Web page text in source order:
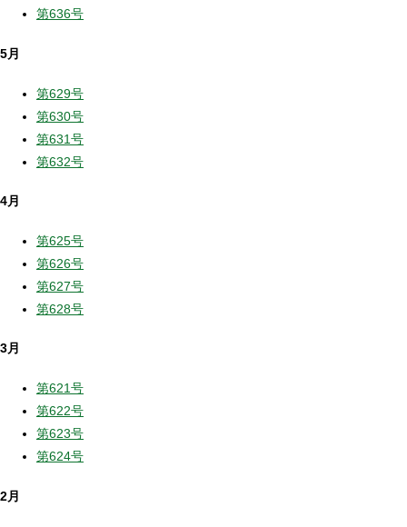
第636号
5月
第629号
第630号
第631号
第632号
4月
第625号
第626号
第627号
第628号
3月
第621号
第622号
第623号
第624号
2月